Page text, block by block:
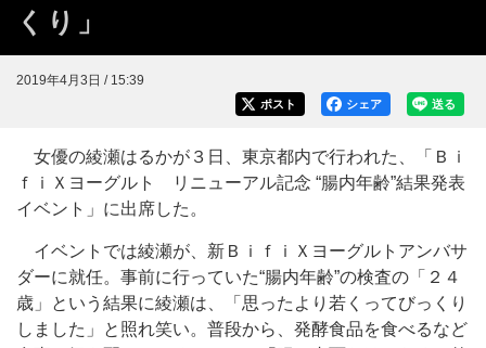
くり」
2019年4月3日 / 15:39
送る
シェア
ポスト
女優の綾瀬はるかが３日、東京都内で行われた、「Ｂｉ
ｆｉＸヨーグルト リニューアル記念 “腸内年齢”結果発表
イベント」に出席した。
イベントでは綾瀬が、新ＢｉｆｉＸヨーグルトアンバサ
ダーに就任。事前に行っていた“腸内年齢”の検査の「２４
歳」という結果に綾瀬は、「思ったより若くってびっくり
しました」と照れ笑い。普段から、発酵食品を食べるなど